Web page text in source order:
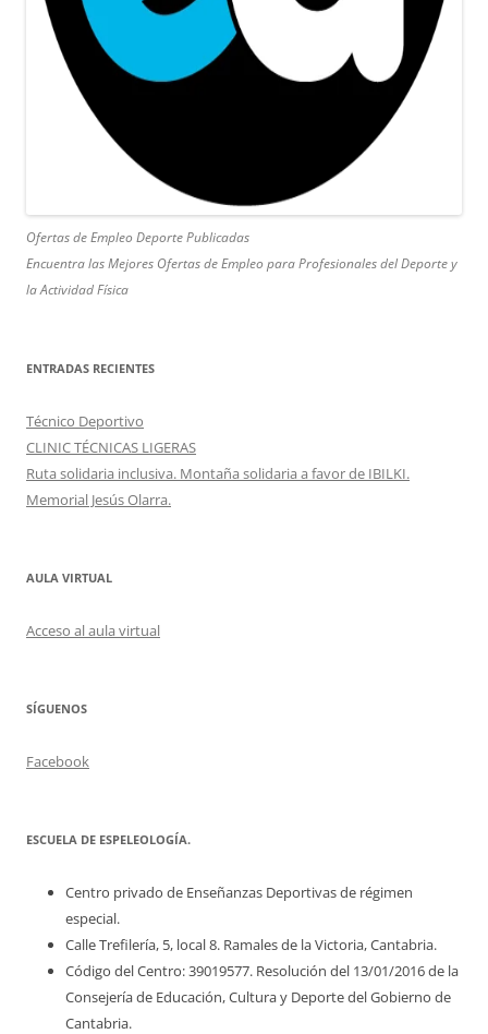
Ofertas de Empleo Deporte Publicadas
Encuentra las Mejores Ofertas de Empleo para Profesionales del Deporte y
la Actividad Física
ENTRADAS RECIENTES
Técnico Deportivo
CLINIC TÉCNICAS LIGERAS
Ruta solidaria inclusiva. Montaña solidaria a favor de IBILKI.
Memorial Jesús Olarra.
AULA VIRTUAL
Acceso al aula virtual
SÍGUENOS
Facebook
ESCUELA DE ESPELEOLOGÍA.
Centro privado de Enseñanzas Deportivas de régimen
especial.
Calle Trefilería, 5, local 8. Ramales de la Victoria, Cantabria.
Código del Centro: 39019577. Resolución del 13/01/2016 de la
Consejería de Educación, Cultura y Deporte del Gobierno de
Cantabria.